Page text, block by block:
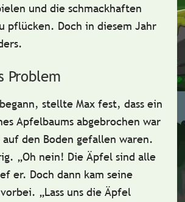
und die schmackhaften
pflücken. Doch in diesem Jahr
Problem
stellte Max fest, dass ein
Apfelbaumsabgebrochen war
den Boden gefallen waren.
„Oh nein! Die Äpfel sind alle
er. Doch dann kam seine
„Lass uns die Äpfel